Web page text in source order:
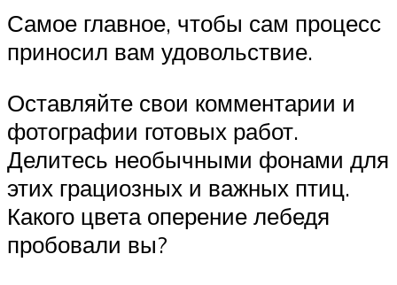
Самое главное, чтобы сам процесс
приносил вам удовольствие.
Оставляйте свои комментарии и
фотографии готовых работ.
Делитесь необычными фонами для
этих грациозных и важных птиц.
Какого цвета оперение лебедя
пробовали вы?